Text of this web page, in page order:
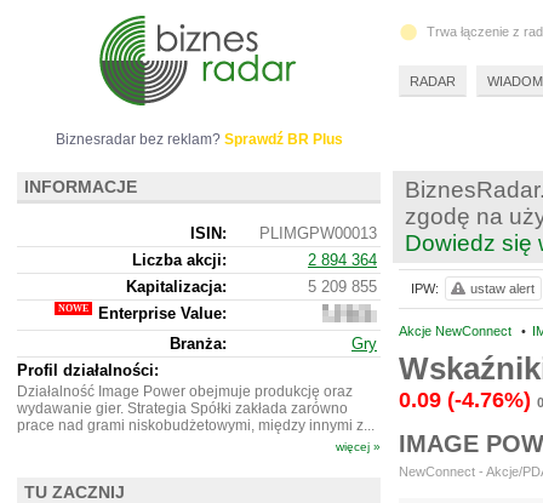
zgodę na
Dowiedz się
Akcje NewConnect •
0.09 (-4.76%)
IMAGE
NewConnect - Akcje/
IPW: ustaw alert
Biznesradar bez reklam? Sprawdź BR Plus
INFORMACJE
ISIN:
PLIMGPW00013
Liczba akcji:
2 894 364
Kapitalizacja:
5 209 855
Enterprise Value:
5
208
855
Branża:
Gry
Profil działalności:
Działalność Image Power obejmuje produkcję oraz
wydawanie gier. Strategia Spółki zakłada zarówno
prace nad grami niskobudżetowymi, między innymi z...
więcej »
TU ZACZNIJ
Trwa łączenie z
RADAR